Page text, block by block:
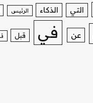
التي الذكاء الرئيس
عن في قبل